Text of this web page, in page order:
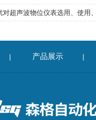
| 产品展示 |